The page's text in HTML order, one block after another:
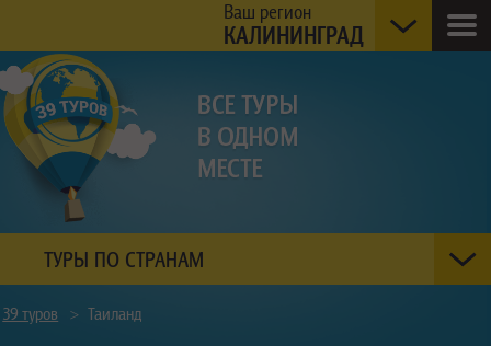
Ваш регион
КАЛИНИНГРАД
ТУРЫ ПО СТРАНАМ
39 туров > Таиланд